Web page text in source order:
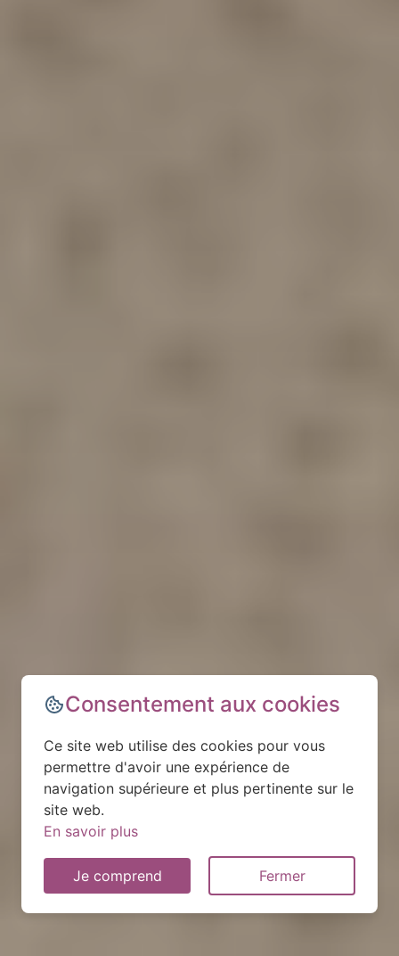
Consentement aux cookies
Ce site web utilise des cookies pour vous
permettre d'avoir une expérience de
navigation supérieure et plus pertinente sur le
site web.
En savoir plus
Je comprend Fermer